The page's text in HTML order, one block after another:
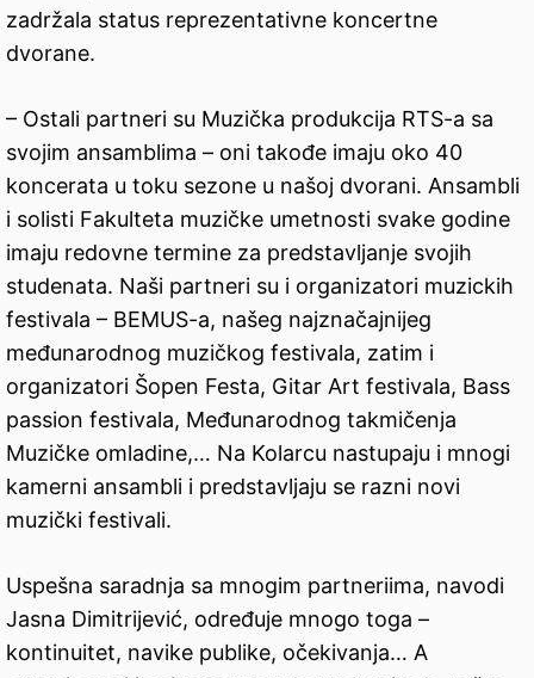
zadržala status reprezentativne koncertne
dvorane.
– Ostali partneri su Muzička produkcija RTS-a sa
svojim ansamblima – oni takođe imaju oko 40
koncerata u toku sezone u našoj dvorani. Ansambli
i solisti Fakulteta muzičke umetnosti svake godine
imaju redovne termine za predstavljanje svojih
studenata. Naši partneri su i organizatori muzickih
festivala – BEMUS-a, našeg najznačajnijeg
međunarodnog muzičkog festivala, zatim i
organizatori Šopen Festa, Gitar Art festivala, Bass
passion festivala, Međunarodnog takmičenja
Muzičke omladine,… Na Kolarcu nastupaju i mnogi
kamerni ansambli i predstavljaju se razni novi
muzički festivali.
Uspešna saradnja sa mnogim partneriima, navodi
Jasna Dimitrijević, određuje mnogo toga –
kontinuitet, navike publike, očekivanja… A